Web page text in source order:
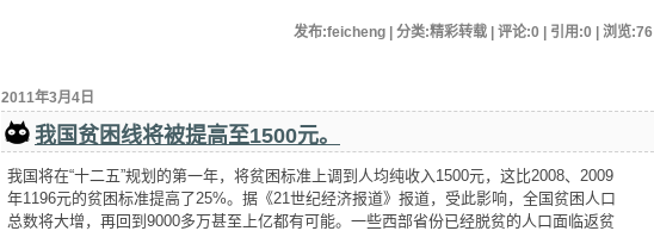
发布:feicheng | 分类:精彩转载 | 评论:0 | 引用:0 | 浏览:76
2011年3月4日
我国贫困线将被提高至1500元。
我国将在“十二五”规划的第一年，将贫困标准上调到人均纯收入1500元，这比2008、2009
年1196元的贫困标准提高了25%。据《21世纪经济报道》报道，受此影响，全国贫困人口
总数将大增，再回到9000多万甚至上亿都有可能。一些西部省份已经脱贫的人口面临返贫